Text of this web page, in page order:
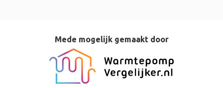
Mede mogelijk gemaakt door